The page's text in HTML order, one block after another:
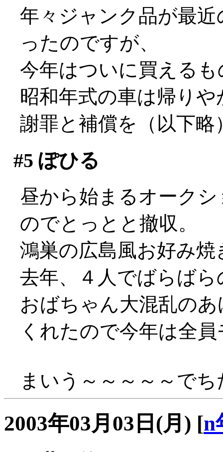
年々ジャンク品が最
ったのですが、
今年はついに買える
昭和年式の車は帰りや
謝罪と補償を（以下略
#5 ぽひる
昼から始まるオーク
のでとっとと撤収。
鴻巣の広島風お好み
去年、４人でばらば
おばちゃん大混乱の
くれたので今年は全
まいう～～～～～でち
2003年03月03日(月) [n